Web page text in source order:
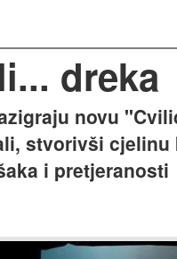
dreka
novu
stvorivši
i pretjeranosti